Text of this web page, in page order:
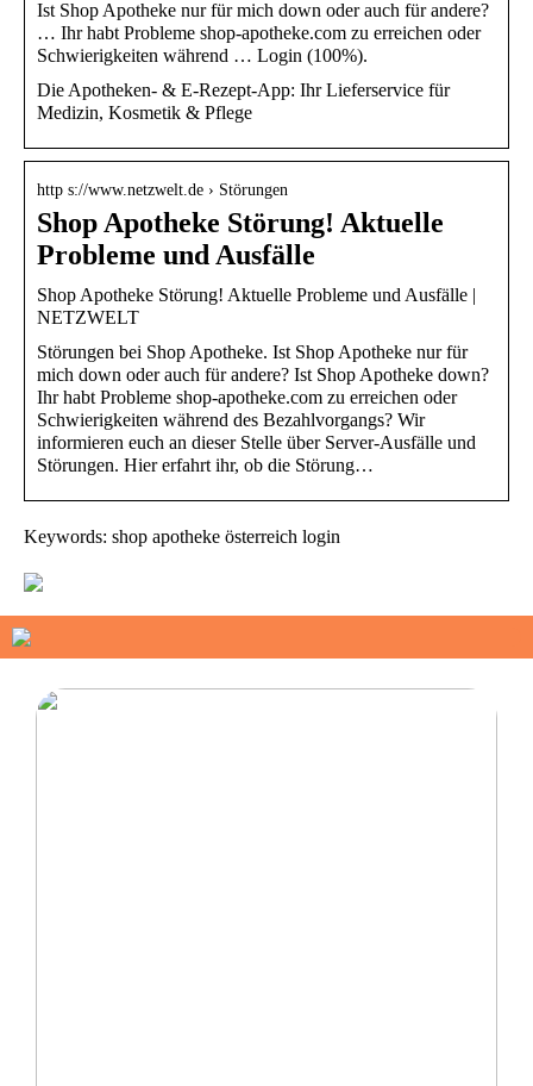
Ist Shop Apotheke nur für mich down oder auch für andere?
… Ihr habt Probleme shop-apotheke.com zu erreichen oder
Schwierigkeiten während … Login (100%).
Die Apotheken- & E-Rezept-App: Ihr Lieferservice für
Medizin, Kosmetik & Pflege
http s://www.netzwelt.de › Störungen
Shop Apotheke Störung! Aktuelle
Probleme und Ausfälle
Shop Apotheke Störung! Aktuelle Probleme und Ausfälle |
NETZWELT
Störungen bei Shop Apotheke. Ist Shop Apotheke nur für
mich down oder auch für andere? Ist Shop Apotheke down?
Ihr habt Probleme shop-apotheke.com zu erreichen oder
Schwierigkeiten während des Bezahlvorgangs? Wir
informieren euch an dieser Stelle über Server-Ausfälle und
Störungen. Hier erfahrt ihr, ob die Störung…
Keywords: shop apotheke österreich login